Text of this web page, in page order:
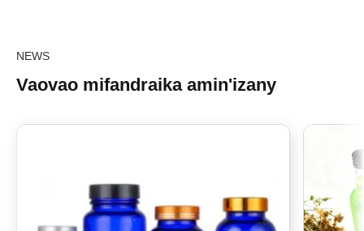
NEWS
Vaovao mifandraika amin'izany